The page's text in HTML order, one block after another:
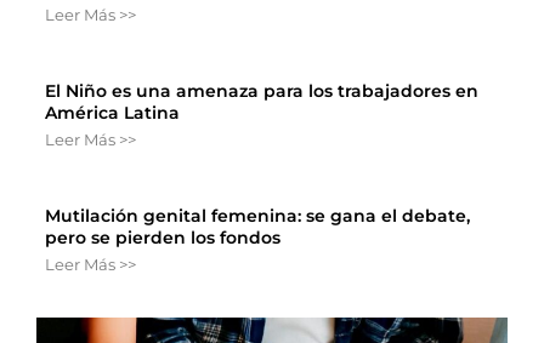
Leer Más >>
El Niño es una amenaza para los trabajadores en
América Latina
Leer Más >>
Mutilación genital femenina: se gana el debate,
pero se pierden los fondos
Leer Más >>